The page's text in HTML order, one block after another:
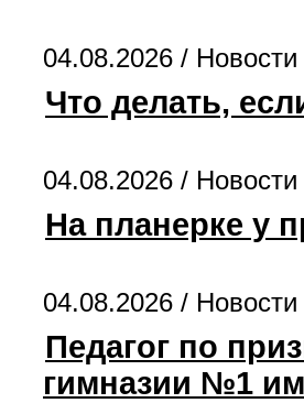
04.08.2026 /
Что делать,
04.08.2026 /
На планерке у
04.08.2026 /
Педагог по
гимназии №1